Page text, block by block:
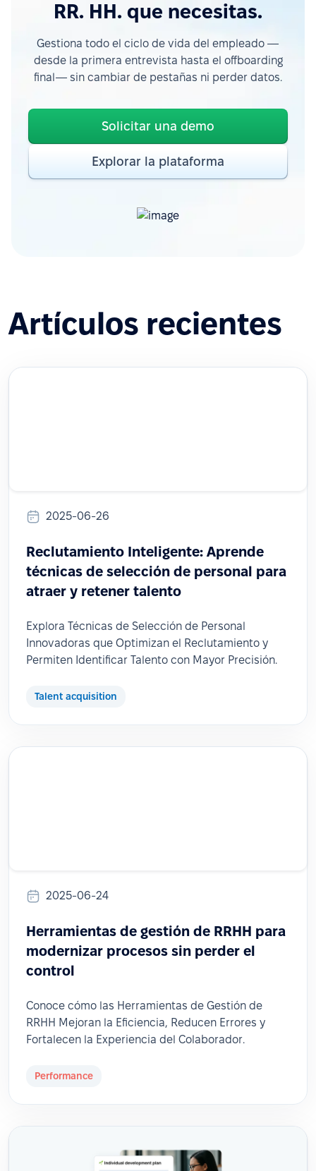
RR. HH. que necesitas.
Gestiona todo el ciclo de vida del empleado —
desde la primera entrevista hasta el offboarding
final— sin cambiar de pestañas ni perder datos.
Solicitar una demo
Explorar la plataforma
Artículos recientes
2025-06-26
Reclutamiento Inteligente: Aprende
técnicas de selección de personal para
atraer y retener talento
Explora Técnicas de Selección de Personal
Innovadoras que Optimizan el Reclutamiento y
Permiten Identificar Talento con Mayor Precisión.
Talent acquisition
2025-06-24
Herramientas de gestión de RRHH para
modernizar procesos sin perder el
control
Conoce cómo las Herramientas de Gestión de
RRHH Mejoran la Eficiencia, Reducen Errores y
Fortalecen la Experiencia del Colaborador.
Performance